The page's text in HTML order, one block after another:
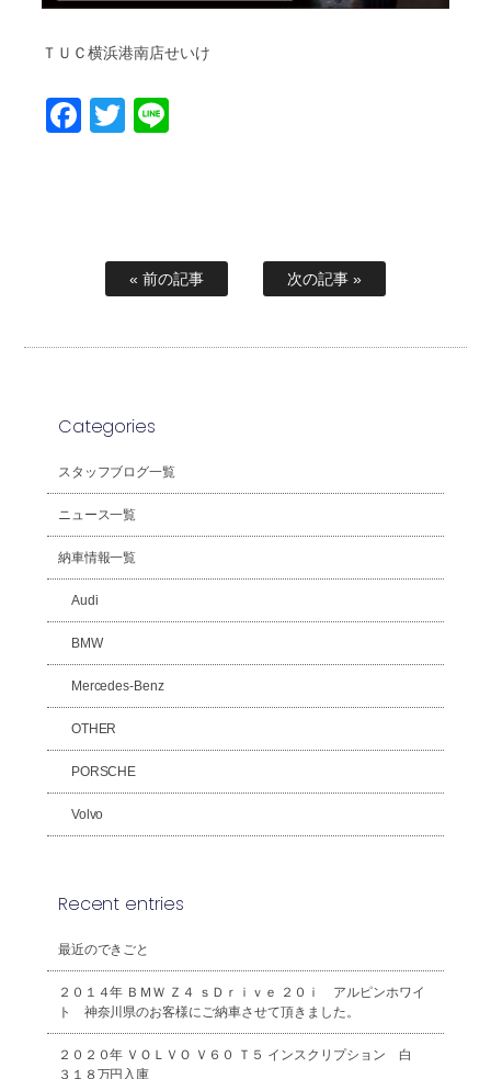
ＴＵＣ横浜港南店せいけ
Facebook
Twitter
« 前の記事 次の記事 »
Categories
スタッフブログ一覧
ニュース一覧
納車情報一覧
Audi
BMW
Mercedes-Benz
OTHER
PORSCHE
Volvo
Recent entries
最近のできごと
２０１４年 ＢＭＷ Ｚ４ ｓＤｒｉｖｅ ２０ｉ アルピンホワイ
ト 神奈川県のお客様にご納車させて頂きました。
２０２０年 ＶＯＬＶＯ Ｖ６０ Ｔ５ インスクリプション 白
３１８万円入庫